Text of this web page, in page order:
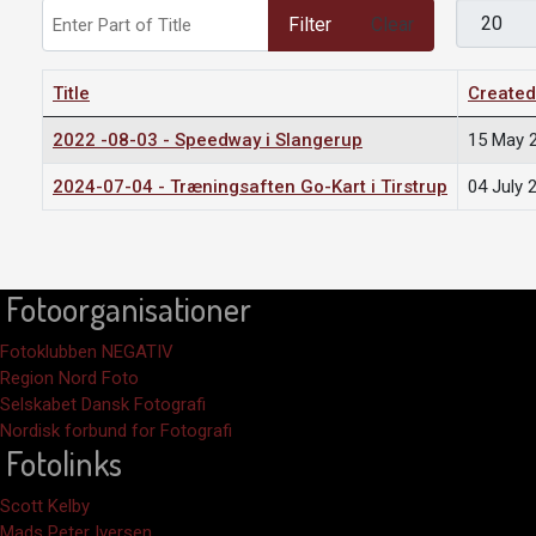
Filter Clear
Title
2022 -08-03 - Speedway i Slangerup 15 May
2024-07-04 - Træningsaften Go-Kart i Tirstrup 04 July
Fotoorganisationer
Fotoklubben NEGATIV
Region Nord Foto
Selskabet Dansk Fotografi
Nordisk forbund for Fotografi
Fotolinks
Scott Kelby